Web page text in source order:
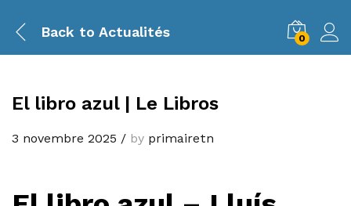
Back to Actualités 0
El libro azul | Le Libros
3 novembre 2025 / by primairetn